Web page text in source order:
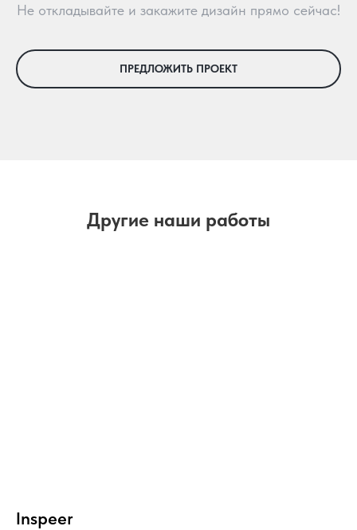
Не откладывайте и закажите дизайн прямо сейчас!
ПРЕДЛОЖИТЬ ПРОЕКТ
Другие наши работы
Inspeer